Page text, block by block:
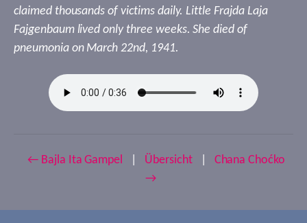
claimed thousands of victims daily. Little Frajda Laja
Fajgenbaum lived only three weeks. She died of
pneumonia on March 22nd, 1941.
← Bajla Ita Gampel Übersicht
Chana Choćko
→